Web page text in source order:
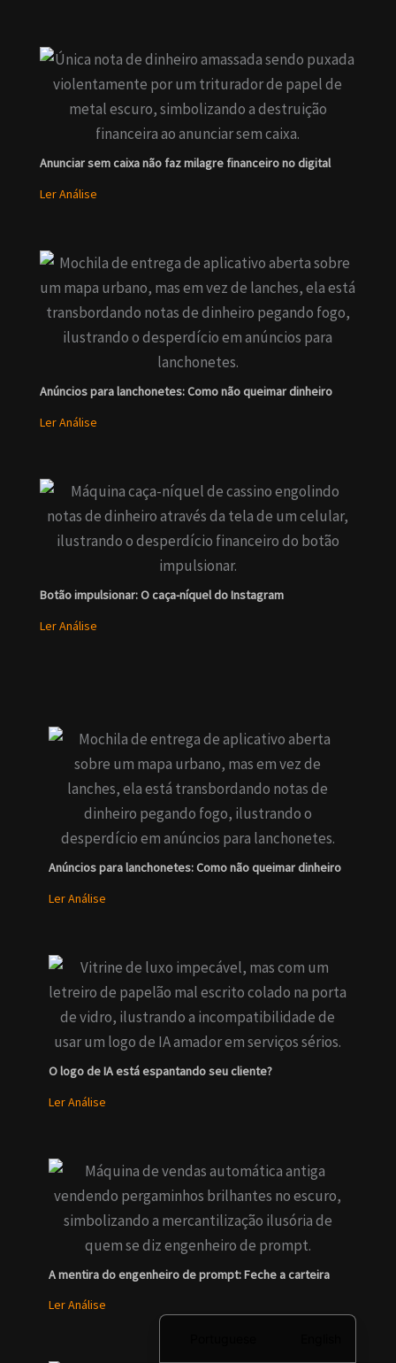
Anunciar sem caixa não faz milagre financeiro no digital
Ler Análise
Anúncios para lanchonetes: Como não queimar dinheiro
Ler Análise
Botão impulsionar: O caça-níquel do Instagram
Ler Análise
Anúncios para lanchonetes: Como não queimar dinheiro
Ler Análise
O logo de IA está espantando seu cliente?
Ler Análise
A mentira do engenheiro de prompt: Feche a carteira
Ler Análise